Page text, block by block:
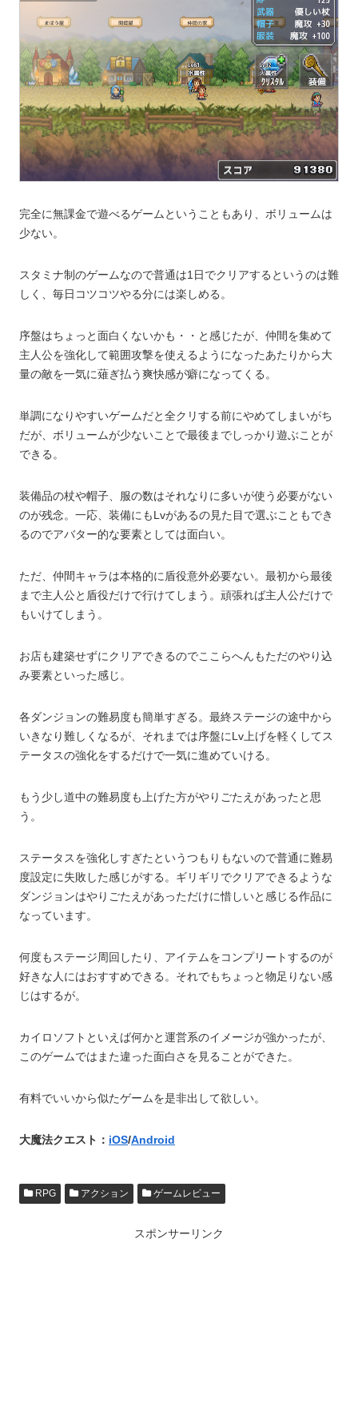
完全に無課金で遊べるゲームということもあり、ボリュームは
少ない。
スタミナ制のゲームなので普通は1日でクリアするというのは難
しく、毎日コツコツやる分には楽しめる。
序盤はちょっと面白くないかも・・と感じたが、仲間を集めて
主人公を強化して範囲攻撃を使えるようになったあたりから大
量の敵を一気に薙ぎ払う爽快感が癖になってくる。
単調になりやすいゲームだと全クリする前にやめてしまいがち
だが、ボリュームが少ないことで最後までしっかり遊ぶことが
できる。
装備品の杖や帽子、服の数はそれなりに多いが使う必要がない
のが残念。一応、装備にもLvがあるの見た目で選ぶこともでき
るのでアバター的な要素としては面白い。
ただ、仲間キャラは本格的に盾役意外必要ない。最初から最後
まで主人公と盾役だけで行けてしまう。頑張れば主人公だけで
もいけてしまう。
お店も建築せずにクリアできるのでここらへんもただのやり込
み要素といった感じ。
各ダンジョンの難易度も簡単すぎる。最終ステージの途中から
いきなり難しくなるが、それまでは序盤にLv上げを軽くしてス
テータスの強化をするだけで一気に進めていける。
もう少し道中の難易度も上げた方がやりごたえがあったと思
う。
ステータスを強化しすぎたというつもりもないので普通に難易
度設定に失敗した感じがする。ギリギリでクリアできるような
ダンジョンはやりごたえがあっただけに惜しいと感じる作品に
なっています。
何度もステージ周回したり、アイテムをコンプリートするのが
好きな人にはおすすめできる。それでもちょっと物足りない感
じはするが。
カイロソフトといえば何かと運営系のイメージが強かったが、
このゲームではまた違った面白さを見ることができた。
有料でいいから似たゲームを是非出して欲しい。
大魔法クエスト： iOS/Android
RPG アクション ゲームレビュー
スポンサーリンク